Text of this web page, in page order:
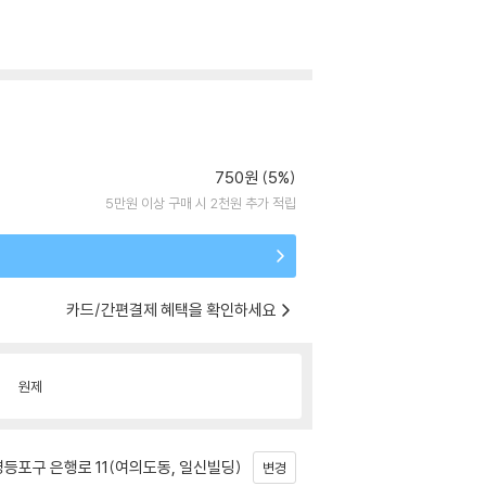
750원 (5%)
5만원 이상 구매 시 2천원 추가 적립
카드/간편결제 혜택을 확인하세요
원제
포구 은행로 11(여의도동, 일신빌딩) 변경